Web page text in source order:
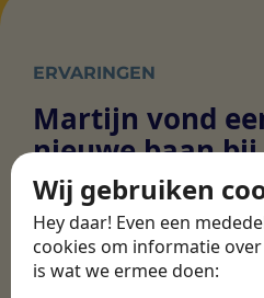
Wij gebruiken
Hey daar! Even een
cookies om informatie
is wat we ermee doen:
ERVARINGEN
Martijn vond
nieuwe baan bij
CBEE
Door Swipe4Work heb ik